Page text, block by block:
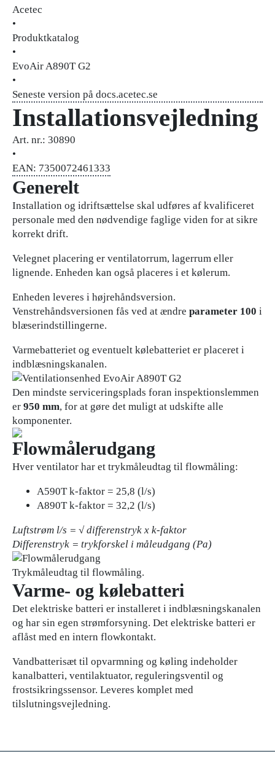
Acetec
•
Produktkatalog
•
EvoAir A890T G2
•
Seneste version på docs.acetec.se
Installationsvejledning
Art. nr.: 30890
•
EAN: 7350072461333
Generelt
Installation og idriftsættelse skal udføres af kvalificeret
personale med den nødvendige faglige viden for at sikre
korrekt drift.
Velegnet placering er ventilatorrum, lagerrum eller
lignende. Enheden kan også placeres i et kølerum.
Enheden leveres i højrehåndsversion.
Venstrehåndsversionen fås ved at ændre parameter 100 i
blæserindstillingerne.
Varmebatteriet og eventuelt kølebatteriet er placeret i
indblæsningskanalen.
Den mindste serviceringsplads foran inspektionslemmen
er 950 mm, for at gøre det muligt at udskifte alle
komponenter.
Flowmålerudgang
Hver ventilator har et trykmåleudtag til flowmåling:
A590T k-faktor = 25,8 (l/s)
A890T k-faktor = 32,2 (l/s)
Luftstrøm l/s = √ differenstryk x k-faktor
Differenstryk = trykforskel i måleudgang (Pa)
Trykmåleudtag til flowmåling.
Varme- og kølebatteri
Det elektriske batteri er installeret i indblæsningskanalen
og har sin egen strømforsyning. Det elektriske batteri er
aflåst med en intern flowkontakt.
Vandbatterisæt til opvarmning og køling indeholder
kanalbatteri, ventilaktuator, reguleringsventil og
frostsikringssensor. Leveres komplet med
tilslutningsvejledning.